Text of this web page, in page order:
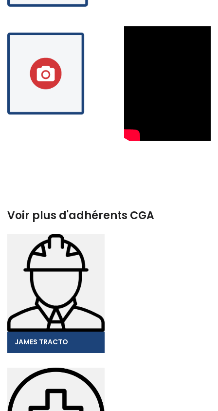
Voir plus d'adhérents CGA
JAMES TRACTO